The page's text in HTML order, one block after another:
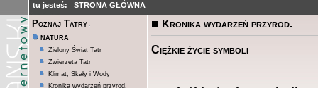
tu jesteś: STRONA GŁÓWNA
Poznaj Tatry
NATURA
Zielony Świat Tatr
Zwierzęta Tatr
Klimat, Skały i Wody
Kronika wydarzeń przyrod.
Kronika wydarzeń przyrod.
Ciężkie życie symboli